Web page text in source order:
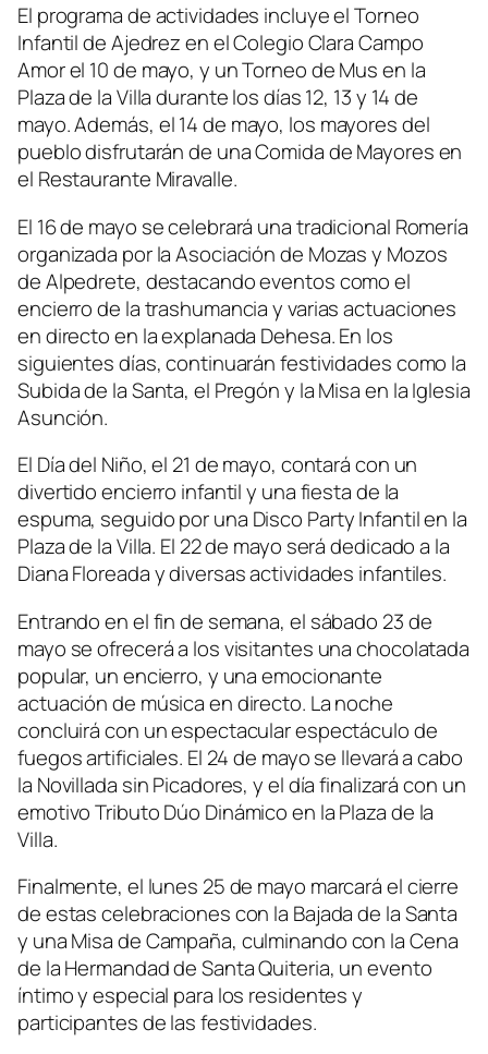
El programa de actividades incluye el Torneo
Infantil de Ajedrez en el Colegio Clara Campo
Amor el 10 de mayo, y un Torneo de Mus en la
Plaza de la Villa durante los días 12, 13 y 14 de
mayo. Además, el 14 de mayo, los mayores del
pueblo disfrutarán de una Comida de Mayores en
el Restaurante Miravalle.
El 16 de mayo se celebrará una tradicional Romería
organizada por la Asociación de Mozas y Mozos
de Alpedrete, destacando eventos como el
encierro de la trashumancia y varias actuaciones
en directo en la explanada Dehesa. En los
siguientes días, continuarán festividades como la
Subida de la Santa, el Pregón y la Misa en la Iglesia
Asunción.
El Día del Niño, el 21 de mayo, contará con un
divertido encierro infantil y una fiesta de la
espuma, seguido por una Disco Party Infantil en la
Plaza de la Villa. El 22 de mayo será dedicado a la
Diana Floreada y diversas actividades infantiles.
Entrando en el fin de semana, el sábado 23 de
mayo se ofrecerá a los visitantes una chocolatada
popular, un encierro, y una emocionante
actuación de música en directo. La noche
concluirá con un espectacular espectáculo de
fuegos artificiales. El 24 de mayo se llevará a cabo
la Novillada sin Picadores, y el día finalizará con un
emotivo Tributo Dúo Dinámico en la Plaza de la
Villa.
Finalmente, el lunes 25 de mayo marcará el cierre
de estas celebraciones con la Bajada de la Santa
y una Misa de Campaña, culminando con la Cena
de la Hermandad de Santa Quiteria, un evento
íntimo y especial para los residentes y
participantes de las festividades.